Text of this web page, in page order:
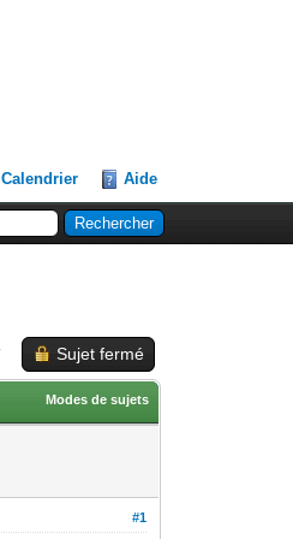
Calendrier Aide
Sujet fermé
Modes de sujets
#1